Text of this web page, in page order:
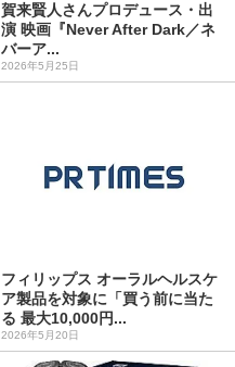
賀来賢人さんプロデュース・出
演 映画『Never After Dark／ネ
バーア...
2026年5月25日
フィリップス オーラルヘルスケ
ア製品を対象に「買う前に当た
る 最大10,000円...
2026年5月20日